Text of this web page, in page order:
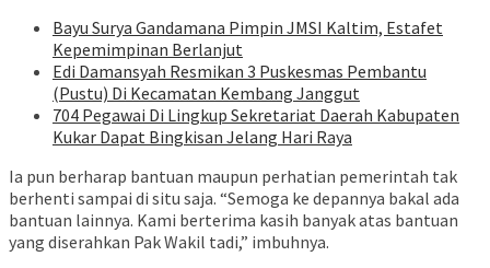
Bayu Surya Gandamana Pimpin JMSI Kaltim, Estafet
Kepemimpinan Berlanjut
Edi Damansyah Resmikan 3 Puskesmas Pembantu
(Pustu) Di Kecamatan Kembang Janggut
704 Pegawai Di Lingkup Sekretariat Daerah Kabupaten
Kukar Dapat Bingkisan Jelang Hari Raya
Ia pun berharap bantuan maupun perhatian pemerintah tak
berhenti sampai di situ saja. “Semoga ke depannya bakal ada
bantuan lainnya. Kami berterima kasih banyak atas bantuan
yang diserahkan Pak Wakil tadi,” imbuhnya.